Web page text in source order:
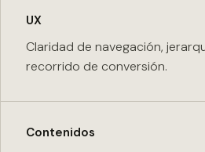
UX
Claridad de navegación,
recorrido de conversión.
Contenidos